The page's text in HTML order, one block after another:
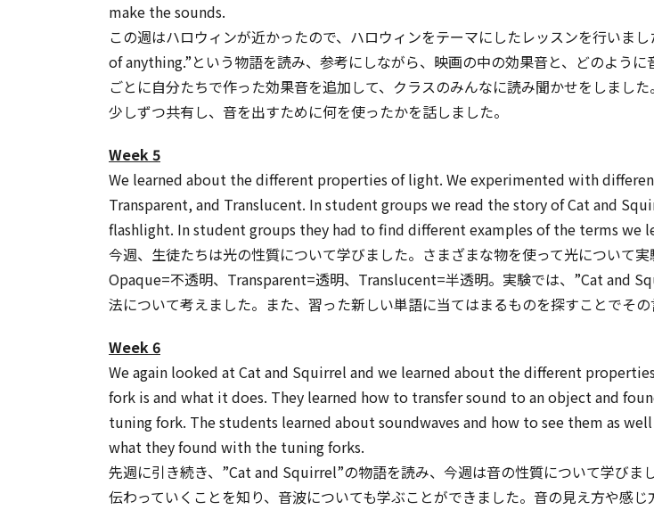
make the sounds.
この週はハロウィンが近かったので、ハロウィンをテーマにしたレッスンを行いま
of anything.”という物語を読み、参考にしながら、映画の中の効果音と、どのよう
ごとに自分たちで作った効果音を追加して、クラスのみんなに読み聞かせをしまし
少しずつ共有し、音を出すために何を使ったかを話しました。
Week 5
We learned about the different properties of light. We experimented with
Transparent, and Translucent. In student groups we read the story of Cat and
flashlight. In student groups they had to find different examples of the terms we
今週、生徒たちは光の性質について学びました。さまざまな物を使って光について
Opaque=不透明、Transparent=透明、Translucent=半透明。実験では、”Cat and
法について考えました。また、習った新しい単語に当てはまるものを探すことでその
Week 6
We again looked at Cat and Squirrel and we learned about the different
fork is and what it does. They learned how to transfer sound to an object and
tuning fork. The students learned about soundwaves and how to see them as
what they found with the tuning forks.
先週に引き続き、”Cat and Squirrel”の物語を読み、今週は音の性質について学び
伝わっていくことを知り、音波についても学ぶことができました。音の見え方や感